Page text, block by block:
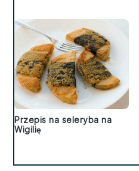
Przepis na seleryba na
Wigilię